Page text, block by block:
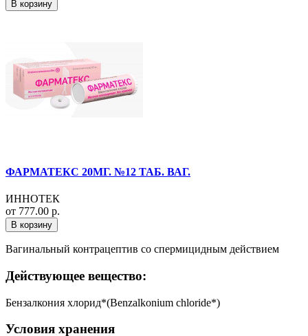
В корзину
ФАРМАТЕКС 20МГ. №12 ТАБ. ВАГ.
ИННОТЕК
от 777.00 р.
В корзину
Вагинальный контрацептив со спермицидным действием
Действующее вещество:
Бензалкония хлорид*(Benzalkonium chloride*)
Условия хранения